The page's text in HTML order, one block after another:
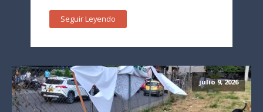
Seguir Leyendo
julio 9, 2026